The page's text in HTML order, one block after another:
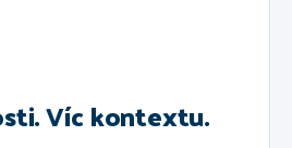
Víc kontextu.